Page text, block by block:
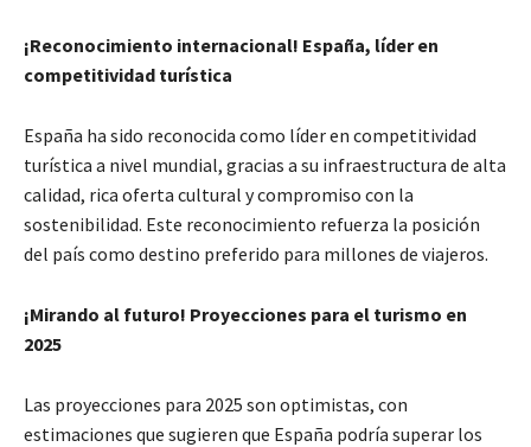
¡Reconocimiento internacional! España, líder en
competitividad turística
España ha sido reconocida como líder en competitividad
turística a nivel mundial, gracias a su infraestructura de alta
calidad, rica oferta cultural y compromiso con la
sostenibilidad. Este reconocimiento refuerza la posición
del país como destino preferido para millones de viajeros.
¡Mirando al futuro! Proyecciones para el turismo en
2025
Las proyecciones para 2025 son optimistas, con
estimaciones que sugieren que España podría superar los